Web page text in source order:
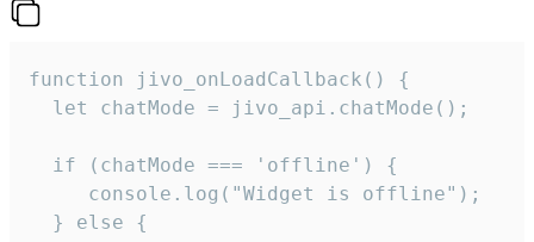
function jivo_onLoadCallback() {
  let chatMode = jivo_api.chatMode();
  if (chatMode === 'offline') {
     console.log("Widget is offline");
  } else {